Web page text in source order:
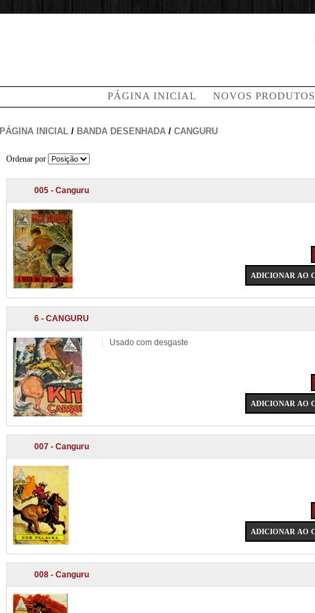
PÁGINA INICIAL NOVOS PRODUTOS
PÁGINA INICIAL / BANDA DESENHADA / CANGURU
Ordenar por
005 - Canguru
6 - CANGURU
Usado com desgaste
007 - Canguru
008 - Canguru